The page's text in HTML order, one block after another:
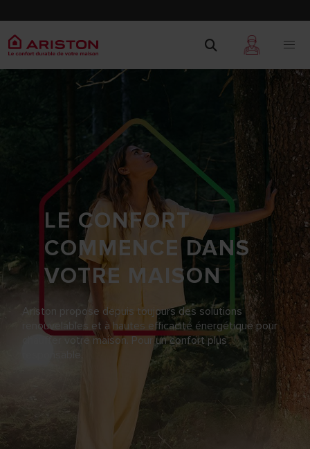
LE CONFORT
COMMENCE DANS
VOTRE MAISON
Ariston propose depuis toujours des solutions
renouvelables et à hautes efficacité énergétique pour
chauffer votre maison. Pour un confort plus